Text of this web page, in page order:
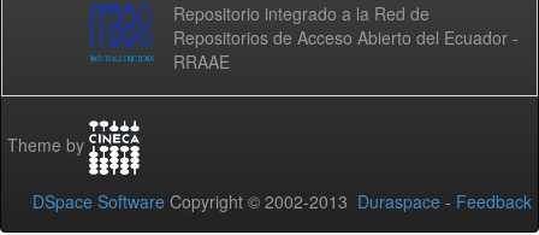
Repositorio integrado a la Red de
Repositorios de Acceso Abierto del Ecuador -
RRAAE
Theme by
DSpace Software Copyright © 2002-2013 Duraspace - Feedback